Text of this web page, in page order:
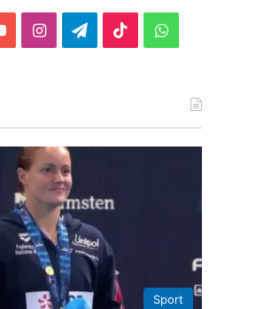
You InstagramTelegram
TikTokWhatsApp
Sport